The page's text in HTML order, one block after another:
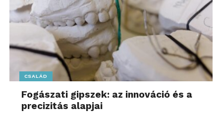
CSALÁD
Fogászati gipszek: az innováció és a
precizitás alapjai